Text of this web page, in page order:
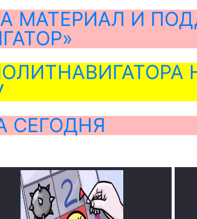
МАТЕРИАЛ И
СЕГОДНЯ